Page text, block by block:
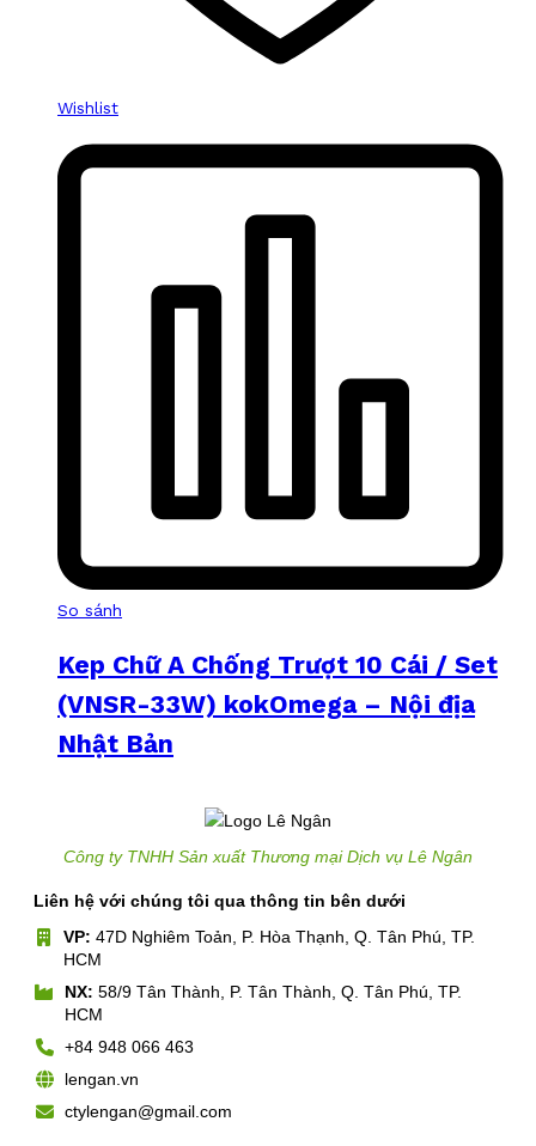
Wishlist
So sánh
Kep Chữ A Chống Trượt 10 Cái / Set
(VNSR-33W) kokOmega – Nội địa
Nhật Bản
Công ty TNHH Sản xuất Thương mại Dịch vụ Lê Ngân
Liên hệ với chúng tôi qua thông tin bên dưới
VP: 47D Nghiêm Toản, P. Hòa Thạnh, Q. Tân Phú, TP.
HCM
NX: 58/9 Tân Thành, P. Tân Thành, Q. Tân Phú, TP.
HCM
+84 948 066 463
lengan.vn
ctylengan@gmail.com